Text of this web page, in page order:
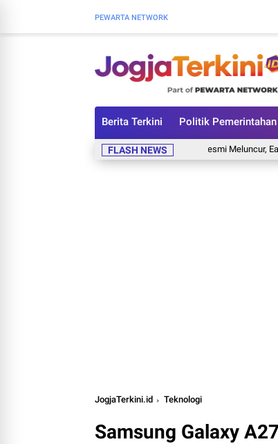
PEWARTA NETWORK
Berita Terkini Politik Pemerintahan
FLASH NEWS
CMF Clip Pro Resmi Meluncur, Earbuds
JogjaTerkini.id Teknologi
Samsung Galaxy